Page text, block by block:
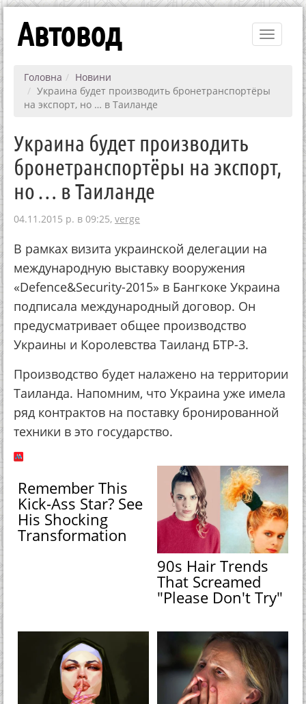
Toggle
Автовод
Головна
Новини
Украина будет производить бронетранспортёры
на экспорт, но … в Таиланде
Украина будет производить
бронетранспортёры на экспорт,
но … в Таиланде
04.11.2015 р. в 09:25, verge
В рамках визита украинской делегации на
международную выставку вооружения
«Defence&Security-2015» в Бангкоке Украина
подписала международный договор. Он
предусматривает общее производство
Украины и Королевства Таиланд БТР-3.
Производство будет налажено на территории
Таиланда. Напомним, что Украина уже имела
ряд контрактов на поставку бронированной
техники в это государство.
Remember This
Kick-Ass Star? See
His Shocking
Transformation
90s Hair Trends
That Screamed
"Please Don't Try"